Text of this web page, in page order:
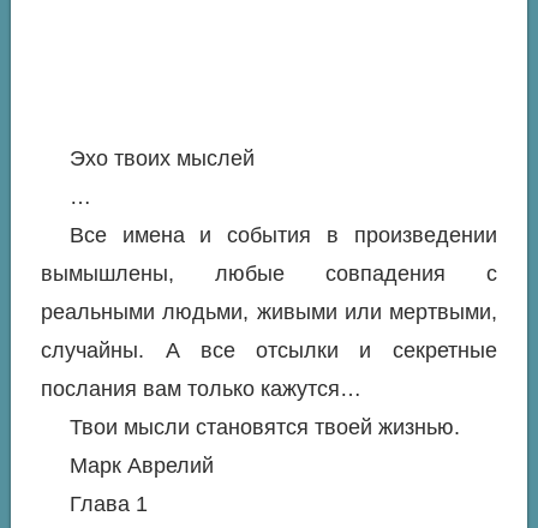
Эхо твоих мыслей
…
Все имена и события в произведении
вымышлены, любые совпадения с
реальными людьми, живыми или мертвыми,
случайны. А все отсылки и секретные
послания вам только кажутся…
Твои мысли становятся твоей жизнью.
Марк Аврелий
Глава 1